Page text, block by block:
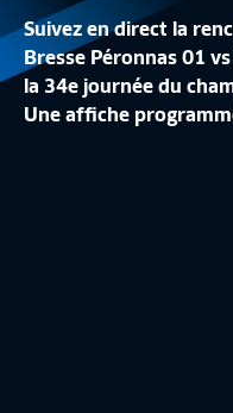
Suivez en direct la
Bresse Péronnas 01
la 34e journée du
Une affiche
au stade Marcel-